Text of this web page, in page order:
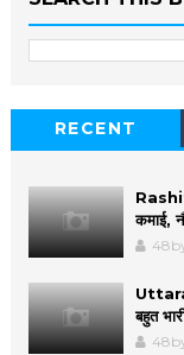
RECENT
कमाई,
बहुत